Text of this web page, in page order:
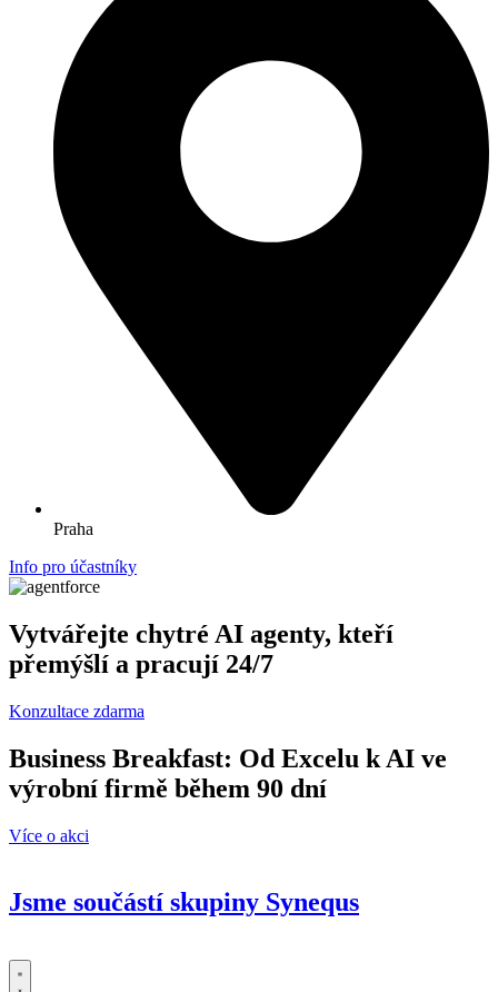
Praha
Info pro účastníky
Vytvářejte chytré AI agenty, kteří
přemýšlí a pracují 24/7
Konzultace zdarma
Business Breakfast: Od Excelu k AI ve
výrobní firmě během 90 dní
Více o akci
Jsme součástí skupiny Synequs